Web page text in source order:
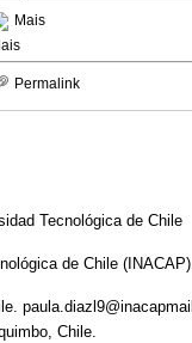
Mais
Permalink
Tecnológica de Chile
de Chile
Chile.